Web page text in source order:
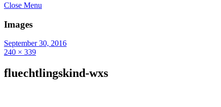
Close Menu
Images
September 30, 2016
240 × 339
fluechtlingskind-wxs